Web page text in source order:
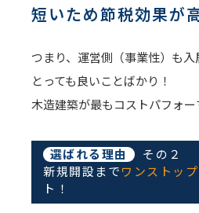
短いため節税効果が
つまり、運営側（事業性）も
とっても良いことばかり！
木造建築が最もコストパフォー
選ばれる理由
その２
新規開設まで ワンストップ
ト！